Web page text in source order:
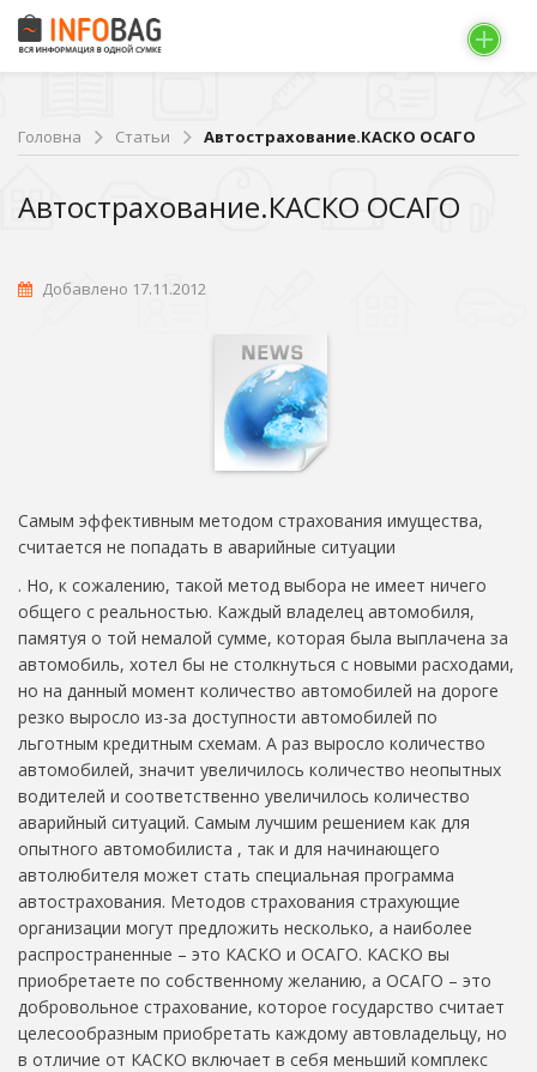
Головна Статьи Автострахование.КАСКО ОСАГО
Автострахование.КАСКО ОСАГО
Добавлено 17.11.2012
Самым эффективным методом страхования имущества,
считается не попадать в аварийные ситуации
. Но, к сожалению, такой метод выбора не имеет ничего
общего с реальностью. Каждый владелец автомобиля,
памятуя о той немалой сумме, которая была выплачена за
автомобиль, хотел бы не столкнуться с новыми расходами,
но на данный момент количество автомобилей на дороге
резко выросло из-за доступности автомобилей по
льготным кредитным схемам. А раз выросло количество
автомобилей, значит увеличилось количество неопытных
водителей и соответственно увеличилось количество
аварийный ситуаций. Самым лучшим решением как для
опытного автомобилиста , так и для начинающего
автолюбителя может стать специальная программа
автострахования. Методов страхования страхующие
организации могут предложить несколько, а наиболее
распространенные – это КАСКО и ОСАГО. КАСКО вы
приобретаете по собственному желанию, а ОСАГО – это
добровольное страхование, которое государство считает
целесообразным приобретать каждому автовладельцу, но
в отличие от КАСКО включает в себя меньший комплекс